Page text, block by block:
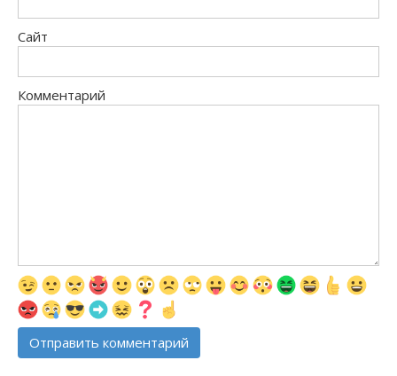
Сайт
Комментарий